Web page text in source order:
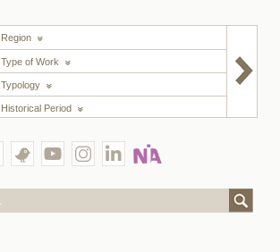
Region
Type of Work
Typology
Historical Period